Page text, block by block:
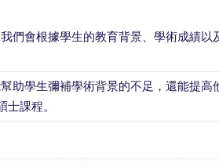
們會根據學生的教育背景、學術成績
助學生彌補學術背景的不足，還能提
士課程。